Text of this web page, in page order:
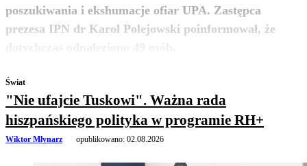
poszukiwania i ekshumacje ofiar UPA. Zastępca
prezesa IPN dr Karol Polejowski poinformował, że
dotychczas odnaleziono 49 osób.
zobacz więcej
Świat
"Nie ufajcie Tuskowi". Ważna rada
hiszpańskiego polityka w programie RH+
Wiktor Młynarz opublikowano: 02.08.2026